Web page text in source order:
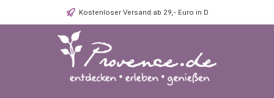
Kostenloser Versand ab 29,- Euro in D